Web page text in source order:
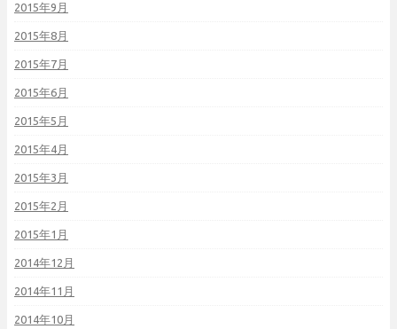
2015年9月
2015年8月
2015年7月
2015年6月
2015年5月
2015年4月
2015年3月
2015年2月
2015年1月
2014年12月
2014年11月
2014年10月